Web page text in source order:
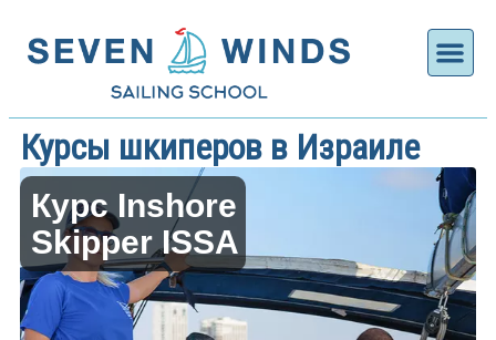
Курсы шкиперов в Израиле
Курс Inshore
Skipper ISSA